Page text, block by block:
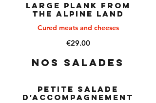
LARGE PLANK FROM
THE ALPINE LAND
Cured meats and cheeses
€29.00
NOS SALADES
PETITE SALADE
D'ACCOMPAGNEMENT